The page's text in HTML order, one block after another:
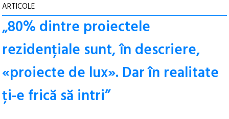
ARTICOLE
„80% dintre proiectele
rezidențiale sunt, în descriere,
«proiecte de lux». Dar în realitate
ți-e frică să intri”